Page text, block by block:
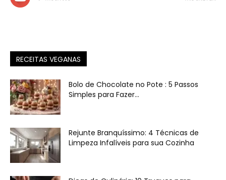
RECEITAS VEGANAS
Bolo de Chocolate no Pote : 5 Passos
Simples para Fazer...
Rejunte Branquíssimo: 4 Técnicas de
Limpeza Infalíveis para sua Cozinha